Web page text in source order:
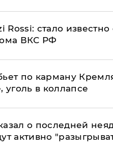
Rossi: стало
ВКС РФ
по карману
уголь в коллапсе
о последней
активно